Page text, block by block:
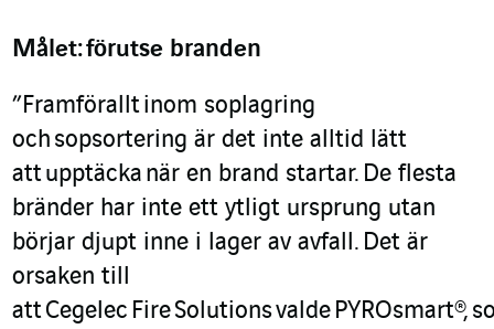
Målet:förutse branden
”Framföralltinom soplagring
och sopsortering är det inte alltid lätt
attupptäcka när en brand startar. De flesta
bränder har inte ett ytligt ursprung utan
börjar djupt inne i lager av avfall. Det är
orsaken till
attCegelec FireSolutionsvalde PYROsmart®,